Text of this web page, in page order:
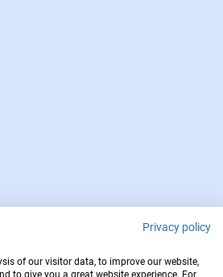
Privacy policy
of our visitor data, to improve our website,
to give you a great website experience. For